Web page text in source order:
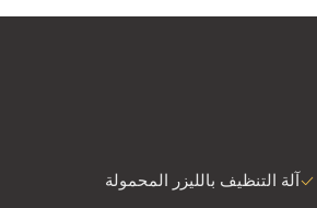
آلة التنظيف بالليزر المحمولة